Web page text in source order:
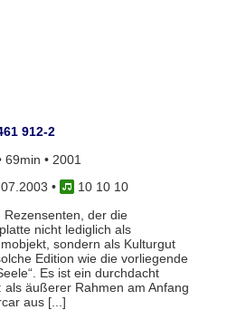
912-2
69min • 2001
•
10 10 10
Rezensenten, der die
nicht lediglich als
sondern als Kulturgut
Edition wie die vorliegende
Es ist ein durchdacht
als äußerer Rahmen am Anfang
aus [...]